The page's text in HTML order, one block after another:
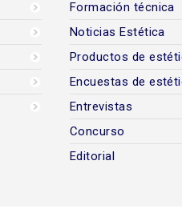
Formación técnica
Noticias Estética
Productos de
Encuestas de
Entrevistas
Concurso
Editorial